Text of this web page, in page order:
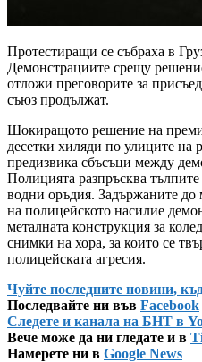
Протестиращи се събраха в
Демонстрациите срещу
отложи преговорите за
съюз продължат.
Шокиращото решение на
десетки хиляди по улиците на
предизвика сбъсъци между
Полицията разпръсква тълпите
водни оръдия. Задържаните до
на полицейското насилие
металната конструкция за
снимки на хора, за които се
полицейската агресия.
Чуйте последните новини,
Последвайте ни във Facebook
Следете и канала на БНТ в
Вече може да ни гледате и в
Намерете ни в Google News